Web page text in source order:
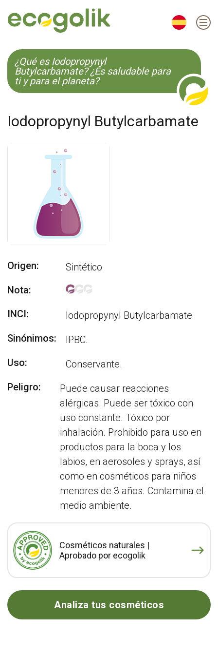
EN KO
¿Qué es Iodopropynyl
Butylcarbamate? ¿Es saludable para
ti y para el planeta?
Iodopropynyl Butylcarbamate
Origen:
Sintético
Nota:
INCI:
Iodopropynyl Butylcarbamate
Sinónimos:
IPBC.
Uso:
Conservante.
Peligro:
Puede causar reacciones
alérgicas. Puede ser tóxico con
uso constante. Tóxico por
inhalación. Prohibido para uso en
productos para la boca y los
labios, en aerosoles y sprays, así
como en cosméticos para niños
menores de 3 años. Contamina el
medio ambiente.
Cosméticos naturales |
Aprobado por ecogolik
Analiza tus cosméticos